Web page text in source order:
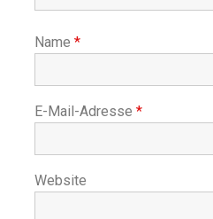
Name *
E-Mail-Adresse *
Website